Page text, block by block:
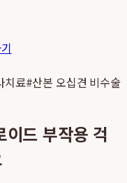
치료#산본 오십견 비수술
드 부작용 걱